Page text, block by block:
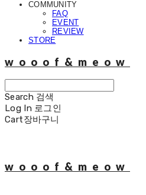
COMMUNITY
FAQ
EVENT
REVIEW
STORE
wooof&meow
Search 검색
Log In 로그인
Cart장바구니
wooof&meow